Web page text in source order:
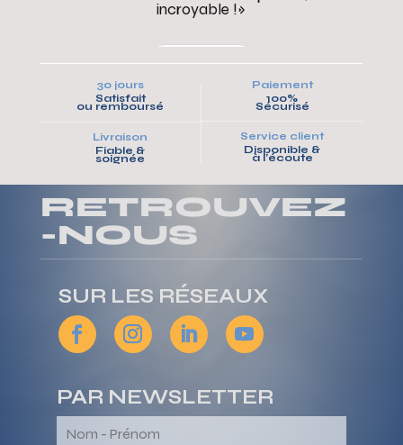
30 jours
Satisfait
ou remboursé
Paiement
100%
Sécurisé
Livraison
Fiable &
soignée
Service client
Disponible &
à l’écoute
RETROUVEZ
-NOUS
SUR LES RÉSEAUX
PAR NEWSLETTER